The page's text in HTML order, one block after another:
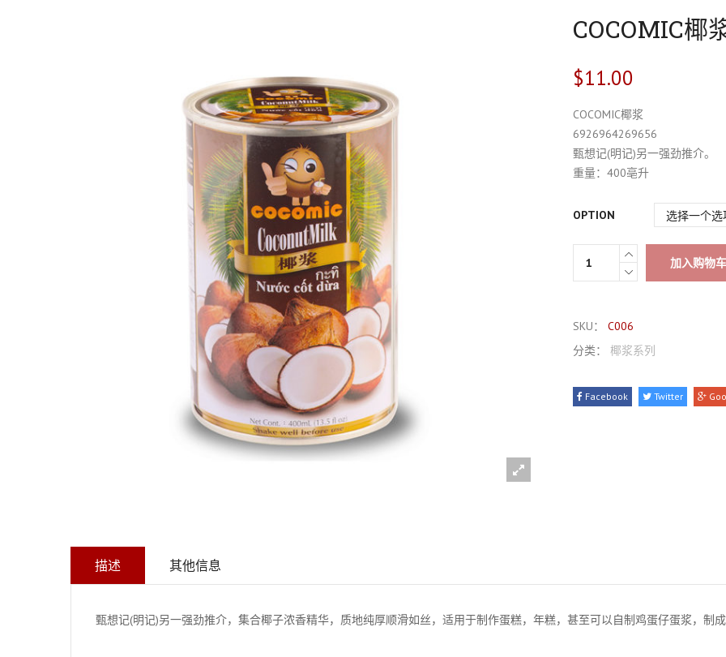
COCOMIC椰
$11.00
COCOMIC椰浆
6926964269656
甄想记(明记)另一强劲推介。
重量：400亳升
OPTION
加入购物车
SKU： C006
分类： 椰浆系列
Facebook Twitter
描述 其他信息
甄想记(明记)另一强劲推介，集合椰子浓香精华，质地纯厚顺滑如丝，适用于制作蛋糕，年糕，甚至可以自制鸡蛋仔蛋浆，制